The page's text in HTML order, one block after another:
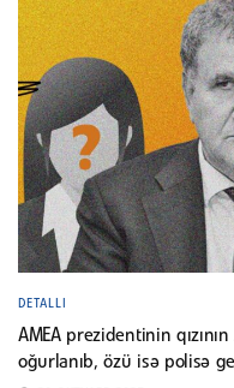
DETALLI
AMEA prezidentinin
oğurlanıb, özü isə polisə